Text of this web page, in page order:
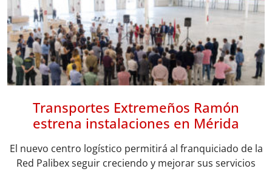
Transportes Extremeños Ramón
estrena instalaciones en Mérida
El nuevo centro logístico permitirá al franquiciado de la
Red Palibex seguir creciendo y mejorar sus servicios